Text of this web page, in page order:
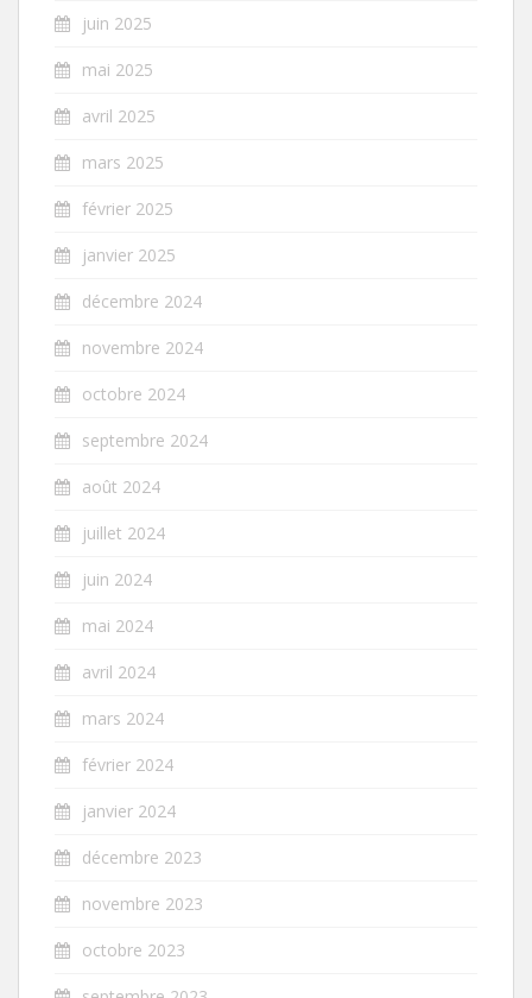
juin 2025
mai 2025
avril 2025
mars 2025
février 2025
janvier 2025
décembre 2024
novembre 2024
octobre 2024
septembre 2024
août 2024
juillet 2024
juin 2024
mai 2024
avril 2024
mars 2024
février 2024
janvier 2024
décembre 2023
novembre 2023
octobre 2023